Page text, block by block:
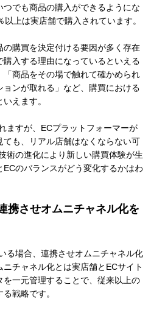
でも商品の購入ができるようにな
上は実店舗で購入されています。
購買を決定付ける要因が多く存在
購入する理由になっているといえる
商品をその場で触れて確かめられ
ンが取れる」など、購買における
えます。
ますが、ECプラットフォーマーが
も、リアル店舗はなくならない可
術の進化により新しい購買体験が生
のバランスがどう変化するかはわ
携させオムニチャネル化を
る場合、連携させオムニチャネル化
チャネル化とは実店舗とECサイト
一元管理することで、従来以上の
戦略です。